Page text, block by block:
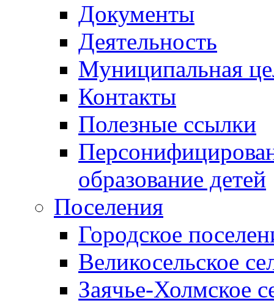
Документы
Деятельность
Муниципальная
Контакты
Полезные ссылки
образование детей
Поселения
Городское
Великосельское
Заячье-Холмское